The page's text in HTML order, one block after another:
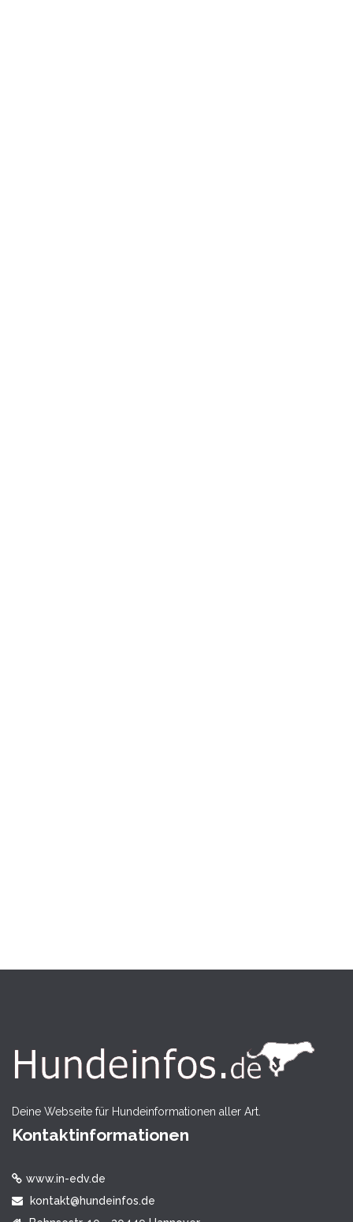
Deine Webseite für Hundeinformationen aller Art.
Kontaktinformationen
www.in-edv.de
kontakt@hundeinfos.de